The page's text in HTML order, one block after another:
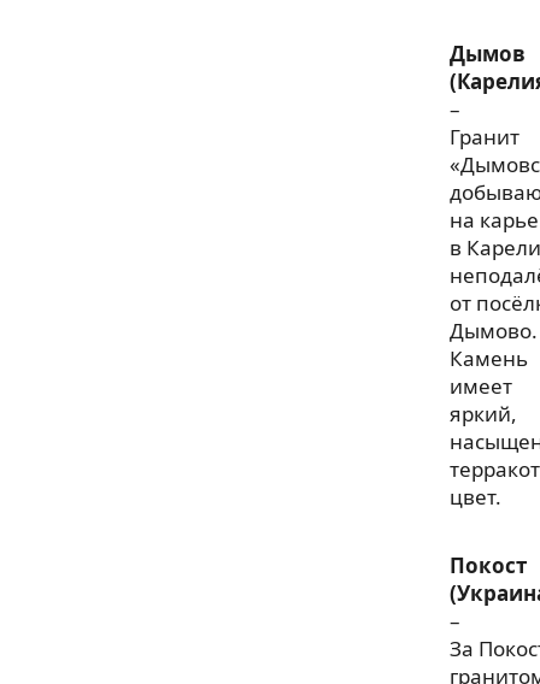
Дымов
–
Гранит
на
в
от
Дымово.
Камень
имеет
яркий,
цвет.
Покост
–
За